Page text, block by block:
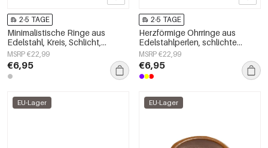
2-5 TAGE
Minimalistische Ringe aus
Edelstahl, Kreis, Schlicht,
Alltagsschmuck,
Damenschmuck
MSRP €22,99
€6,95
2-5 TAGE
Herzförmige Ohrringe aus
Edelstahlperlen, schlichte
Alltags-Serie, Damenschmuck
MSRP €22,99
€6,95
EU-Lager EU-Lager